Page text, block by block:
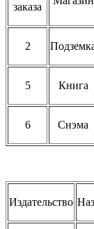
заказа
2
5 Книга
6 Снэма
Издательство